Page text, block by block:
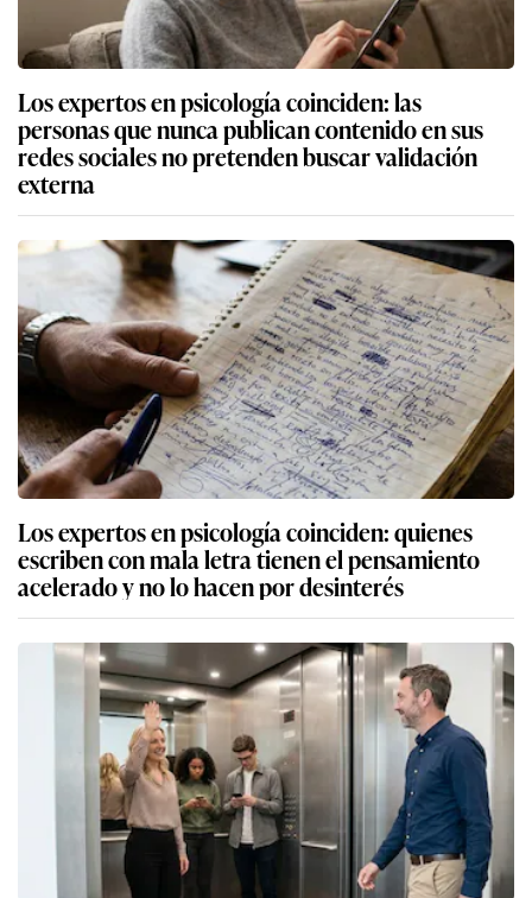
Los expertos en psicología coinciden: las
personas que nunca publican contenido en sus
redes sociales no pretenden buscar validación
externa
Los expertos en psicología coinciden: quienes
escriben con mala letra tienen el pensamiento
acelerado y no lo hacen por desinterés